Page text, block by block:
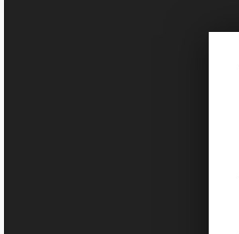
Sketchbook5, 스케
Sketchbook5, 스케
Sketchbook5, 스케
Sketchbook5, 스케